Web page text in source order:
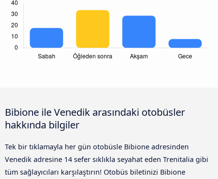
Bibione ile Venedik arasındaki otobüsler
hakkında bilgiler
Tek bir tıklamayla her gün otobüsle Bibione adresinden
Venedik adresine 14 sefer sıklıkla seyahat eden Trenitalia gibi
tüm sağlayıcıları karşılaştırın! Otobüs biletinizi Bibione